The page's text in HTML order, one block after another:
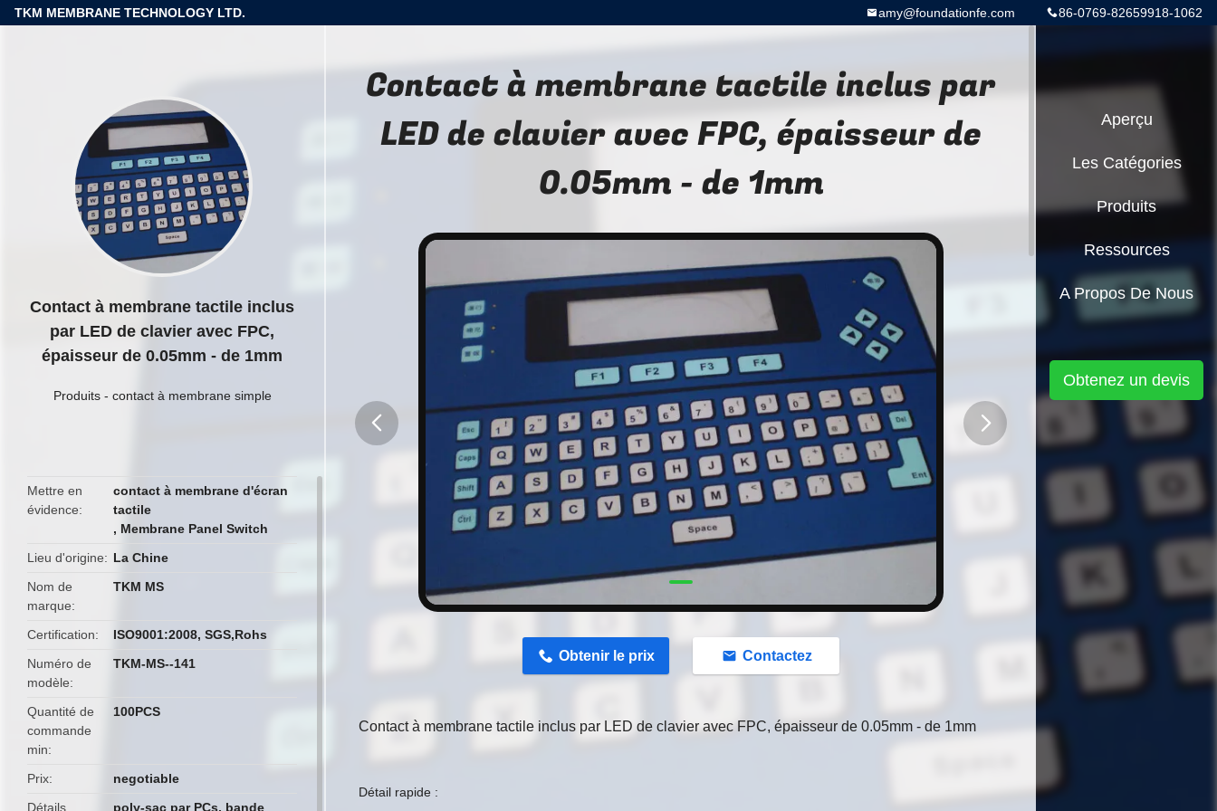
TKM MEMBRANE TECHNOLOGY LTD. 86-0769-82659918-1062
amy@foundationfe.com
Contact à membrane tactile inclus
par LED de clavier avec FPC,
épaisseur de 0.05mm - de 1mm
Produits- contact à membrane simple
Mettre en
évidence
contact à membrane d'écran
tactile
, Membrane Panel Switch
Lieu d'origine
La Chine
Nom de
marque
TKM MS
Certification
ISO9001:2008, SGS,Rohs
Numéro de
modèle
TKM-MS--141
Quantité de
commande
min
100PCS
Prix
negotiable
Détails
poly-sac par PCs, bande
Contact à membrane tactile inclus par
LED de clavier avec FPC, épaisseur de
0.05mm - de 1mm
Obtenir le prix Contactez
Contact à membrane tactile inclus par LED de clavier avec FPC, épaisseur de 0.05mm - de 1mm
Détail rapide :
Aperçu
Les Catégories
Produits
Ressources
A Propos De Nous
Obtenez un devis